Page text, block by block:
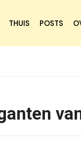
THUIS POSTS